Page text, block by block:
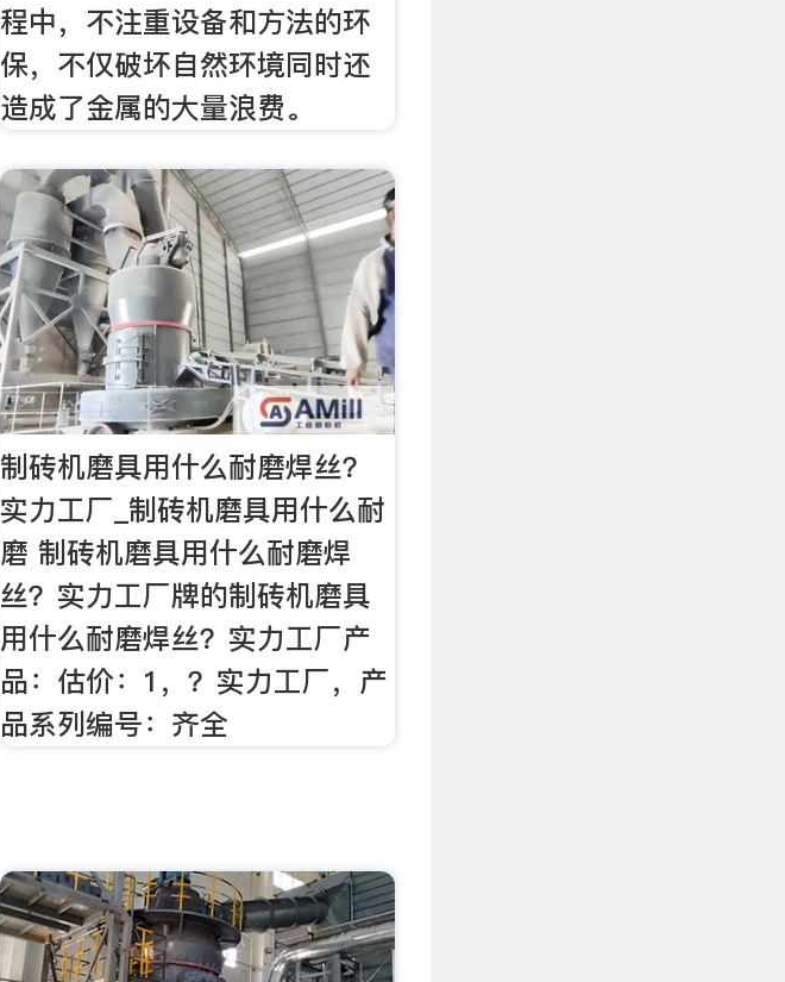
程中，不注重设备和方法的环
保，不仅破坏自然环境同时还
造成了金属的大量浪费。
制砖机磨具用什么耐磨焊丝？
实力工厂_制砖机磨具用什么耐
磨 制砖机磨具用什么耐磨焊
丝？实力工厂牌的制砖机磨具
用什么耐磨焊丝？实力工厂产
品：估价：1，？实力工厂，产
品系列编号：齐全